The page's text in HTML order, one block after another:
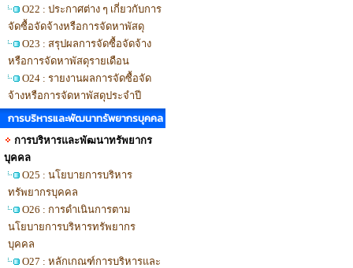
O22 : ประกาศต่าง ๆ เกี่ยวกับการ
จัดซื้อจัดจ้างหรือการจัดหาพัสดุ
O23 : สรุปผลการจัดซื้อจัดจ้าง
หรือการจัดหาพัสดุรายเดือน
O24 : รายงานผลการจัดซื้อจัด
จ้างหรือการจัดหาพัสดุประจำปี
การบริหารและพัฒนาทรัพยากรบุคคล
การบริหารและพัฒนาทรัพยากร
บุคคล
O25 : นโยบายการบริหาร
ทรัพยากรบุคคล
O26 : การดำเนินการตาม
นโยบายการบริหารทรัพยากร
บุคคล
O27 : หลักเกณฑ์การบริหารและ